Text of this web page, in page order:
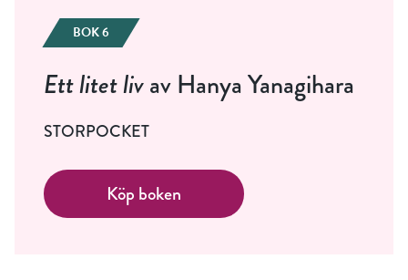
BOK 6
Ett litet livav Hanya Yanagihara
STORPOCKET
Köp boken